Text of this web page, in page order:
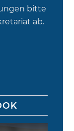
bitte
ab.